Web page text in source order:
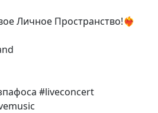
Личное Пространство!❤️‍🔥
#liveconcert